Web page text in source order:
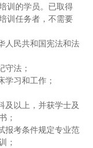
训的学员。已取得
训任务者，不需要
人民共和国宪法和法
守法；
学习和工作；
及以上，并获学士及
；
报考条件规定专业范
；